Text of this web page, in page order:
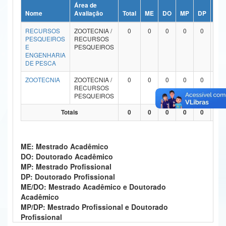
Ministério da Ciência, Tecnologia, Inovações e Comunicações
Ministério do Meio Ambiente
Ministério do Turismo
Ministério do Desenvolvimento Regional
Controladoria-Geral da União
Ministério da Mulher, da Família e dos Direitos Humanos
Secretaria de Governo
Gabinete de Segurança Institucional
Advocacia-Geral da União
Banco Central do Brasil
Nome
Área de
Avaliação
Total ME DO MP DP
RECURSOS
PESQUEIROS
E
ENGENHARIA
DE PESCA
ZOOTECNIA /
RECURSOS
PESQUEIROS
0 0 0 0 0
ZOOTECNIA
ZOOTECNIA /
RECURSOS
PESQUEIROS
0 0 0 0 0
Totais 0 0 0 0 0
ME: Mestrado Acadêmico
DO: Doutorado Acadêmico
MP: Mestrado Profissional
DP: Doutorado Profissional
ME/DO: Mestrado Acadêmico e Doutorado
Acadêmico
MP/DP: Mestrado Profissional e Doutorado
Profissional